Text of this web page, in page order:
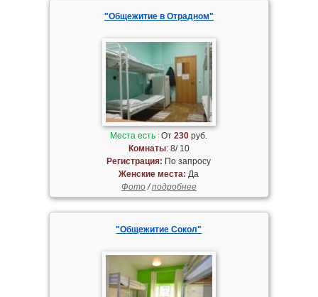
"Общежитие в Отрадном"
Места есть От230 руб.
Комнаты: 8/ 10
Регистрация: По запросу
Женские места: Да
Фото/подробнее
"Общежитие Сокол"